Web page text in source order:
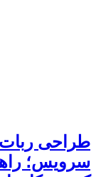
طراحی ربات
سرویس؛